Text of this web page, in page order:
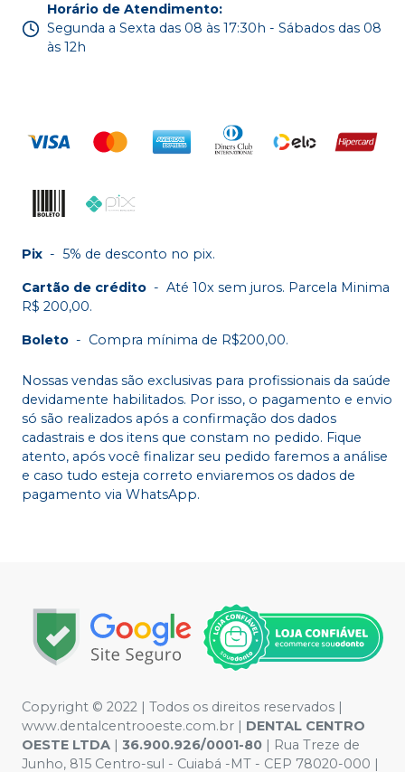
Horário de Atendimento:
Segunda a Sexta das 08 às 17:30h - Sábados das 08
às 12h
Pix - 5% de desconto no pix.
Cartão de crédito - Até 10x sem juros. Parcela Minima
R$ 200,00.
Boleto - Compra mínima de R$200,00.
Nossas vendas são exclusivas para profissionais da saúde
devidamente habilitados. Por isso, o pagamento e envio
só são realizados após a confirmação dos dados
cadastrais e dos itens que constam no pedido. Fique
atento, após você finalizar seu pedido faremos a análise
e caso tudo esteja correto enviaremos os dados de
pagamento via WhatsApp.
Copyright © 2022 | Todos os direitos reservados |
www.dentalcentrooeste.com.br | DENTAL CENTRO
OESTE LTDA | 36.900.926/0001-80 | Rua Treze de
Junho, 815 Centro-sul - Cuiabá -MT - CEP 78020-000 |